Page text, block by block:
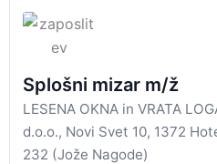
Splošni mizar m/ž
LESENA OKNA in VRATA
d.o.o., Novi Svet 10, 1372
232 (Jože Nagode)